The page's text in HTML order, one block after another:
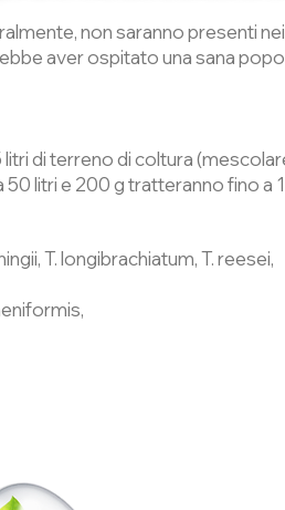
non saranno presenti
aver ospitato una sana
di terreno di coltura
litri e 200 g tratteranno fino a
T. longibrachiatum, T. reesei,